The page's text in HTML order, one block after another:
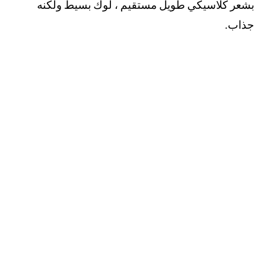
بشعر كلاسيكي طويل مستقيم ، لوك بسيط ولكنه
جذاب.